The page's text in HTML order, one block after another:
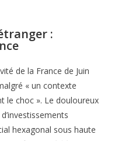
:
de la France de Juin
« un contexte
le choc ». Le douloureux
hexagonal sous haute